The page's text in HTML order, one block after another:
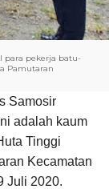
para pekerja batu-
Pamutaran
Samosir
adalah kaum
Tinggi
Kecamatan
Juli 2020.